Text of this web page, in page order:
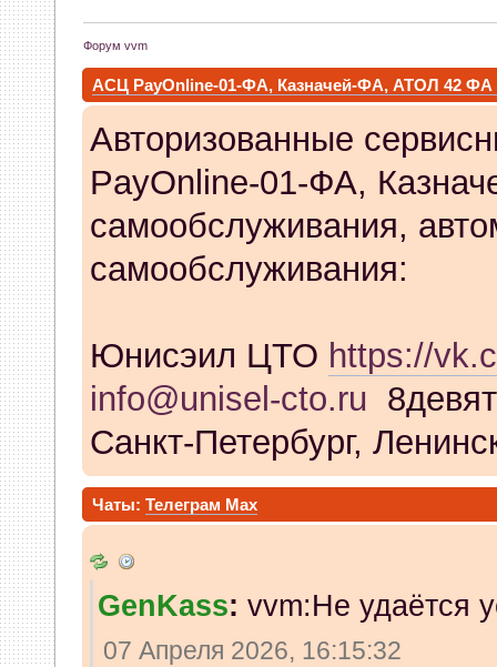
Форум vvm
АСЦ PayOnline-01-ФА, Казначей-ФА, АТОЛ 42 ФА
Авторизованные
PayOnline-01-ФА,
самообслуживания,
самообслуживания:
Юнисэил ЦТО https://
info@unisel-cto.ru
Санкт-Петербург,
Чаты:Телеграм Max
GenKass: vvm:Не удаётся
07 Апреля 2026, 16:15:32